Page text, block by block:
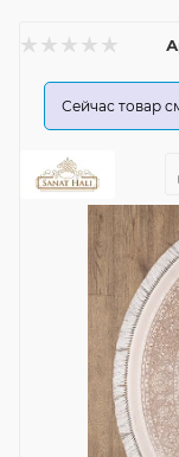
Сейчас товар